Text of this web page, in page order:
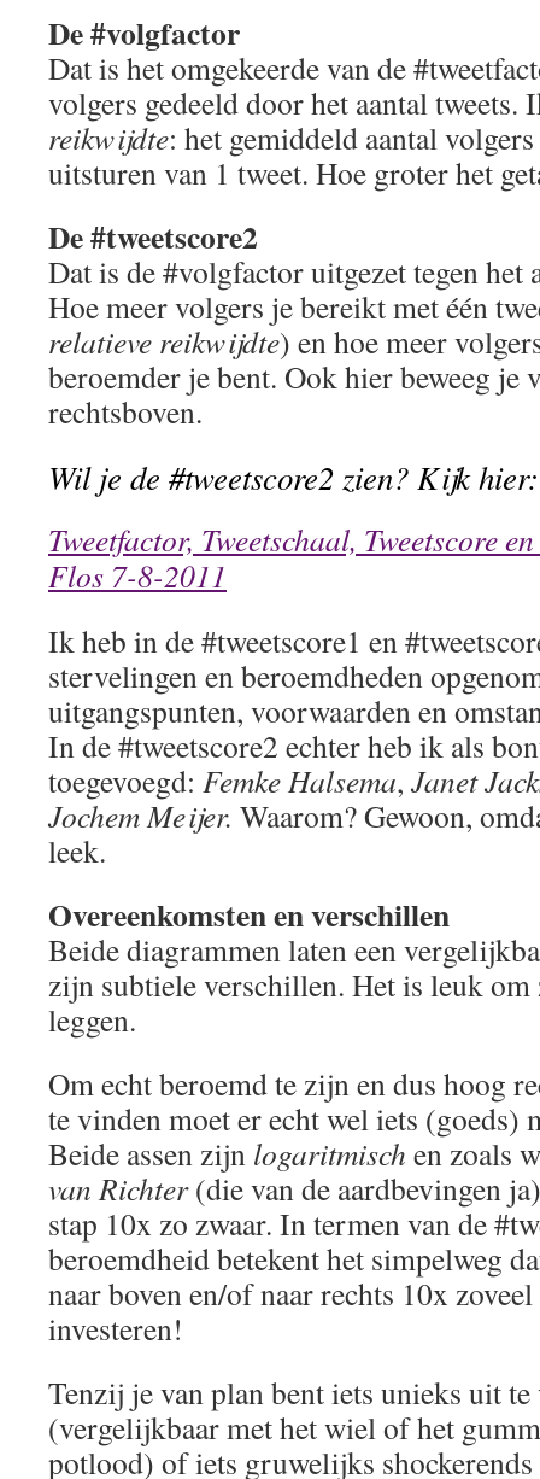
De #volgfactor
Dat is het omgekeerde van de
volgers gedeeld door het aantal tweets.
reikwijdte: het gemiddeld aantal
uitsturen van 1 tweet. Hoe groter het
De #tweetscore2
Dat is de #volgfactor uitgezet tegen het
Hoe meer volgers je bereikt met één
relatieve reikwijdte) en hoe meer
beroemder je bent. Ook hier beweeg je
rechtsboven.
Wil je de #tweetscore2 zien? Kijk hier:
Tweetfactor, Tweetschaal, Tweetscore
Flos 7-8-2011
Ik heb in de #tweetscore1 en
stervelingen en beroemdheden
uitgangspunten, voorwaarden en
In de #tweetscore2 echter heb ik als
toegevoegd: Femke Halsema, Janet
Jochem Meijer. Waarom? Gewoon,
leek.
Overeenkomsten en verschillen
Beide diagrammen laten een
zijn subtiele verschillen. Het is leuk om
leggen.
Om echt beroemd te zijn en dus hoog
te vinden moet er echt wel iets (goeds)
Beide assen zijn logaritmisch en zoals
van Richter(die van de aardbevingen
stap 10x zo zwaar. In termen van de
beroemdheid betekent het simpelweg
naar boven en/of naar rechts 10x
investeren!
Tenzij je van plan bent iets unieks uit
(vergelijkbaar met het wiel of het
potlood) of iets gruwelijks